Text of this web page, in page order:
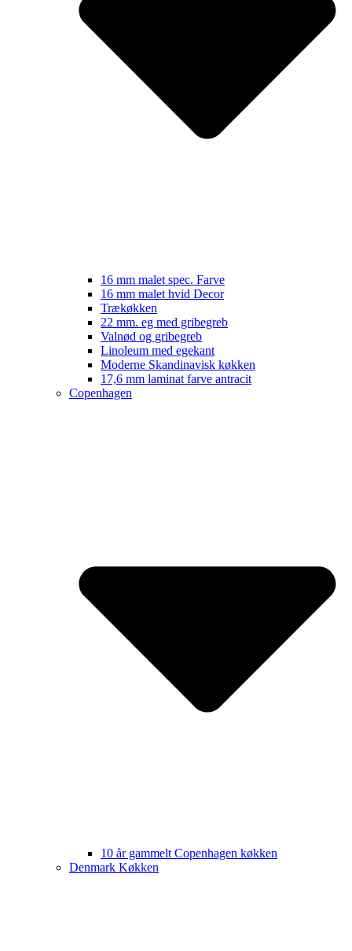
16 mm malet spec. Farve
16 mm malet hvid Decor
Trækøkken
22 mm. eg med gribegreb
Valnød og gribegreb
Linoleum med egekant
Moderne Skandinavisk køkken
17,6 mm laminat farve antracit
Copenhagen
10 år gammelt Copenhagen køkken
Denmark Køkken